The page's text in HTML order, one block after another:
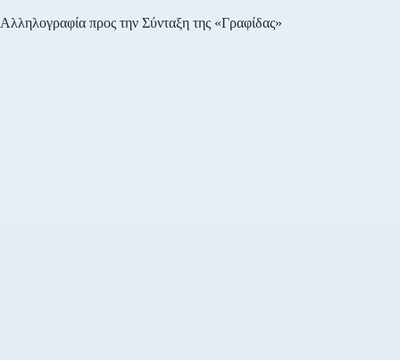
Αλληλογραφία προς την Σύνταξη της «Γραφίδας»